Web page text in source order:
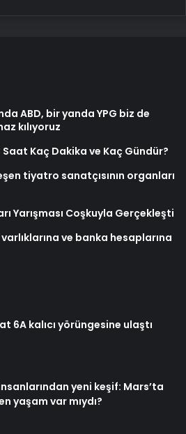
ABD, bir yanda YPG biz de
kılıyoruz
Kaç Dakika ve Kaç Gündür?
tiyatro sanatçısının organları
Yarışması Coşkuyla Gerçekleşti
varlıklarına ve banka hesaplarına
6A kalıcı yörüngesine ulaştı
yeni keşif: Mars’ta
yaşam var mıydı?